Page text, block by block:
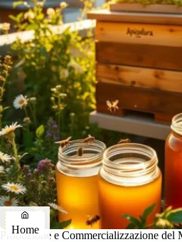
Produzione e Commercializzazione del
Home